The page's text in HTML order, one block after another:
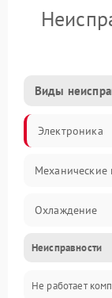
Виды
Электроника
Механические
Охлаждение
Механика
Неисправности
Не работает